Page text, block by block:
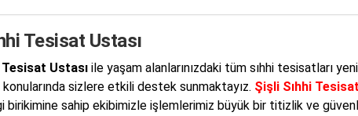
Tesisat Ustası
Tesisat Ustasıile yaşam alanlarınızdaki tüm sıhhi tesisatları
sizlere etkili destek sunmaktayız. Şişli Sıhhi
birikimine sahip ekibimizle işlemlerimiz büyük bir titizlik ve